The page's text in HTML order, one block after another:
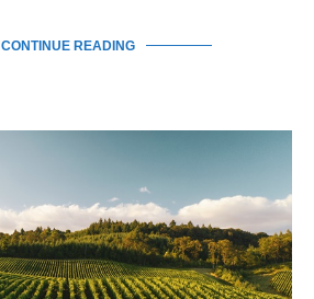
CONTINUE READING